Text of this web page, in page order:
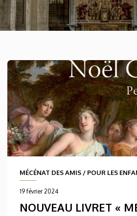
MÉCÉNAT DES AMIS / POUR LES
19 février 2024
NOUVEAU LIVRET «